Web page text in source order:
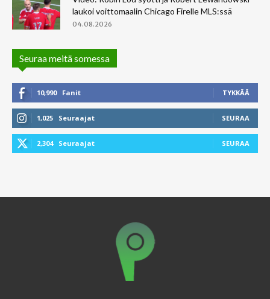
laukoi voittomaalin Chicago Firelle MLS:ssä
04.08.2026
Seuraa meitä somessa
10,990 Fanit TYKKÄÄ
1,025 Seuraajat SEURAA
2,304 Seuraajat SEURAA